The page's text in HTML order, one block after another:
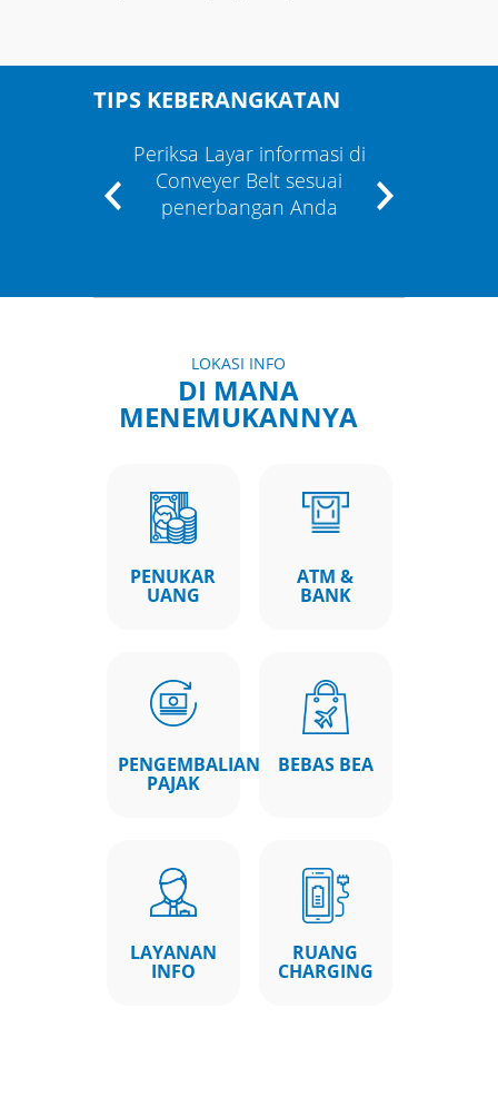
TIPS KEBERANGKATAN
Periksa Layar informasi di
Conveyer Belt sesuai
penerbangan Anda
LOKASI INFO
DI MANA
MENEMUKANNYA
PENUKAR
UANG
ATM &
BANK
PENGEMBALIAN
PAJAK
BEBAS BEA
LAYANAN
INFO
RUANG
CHARGING